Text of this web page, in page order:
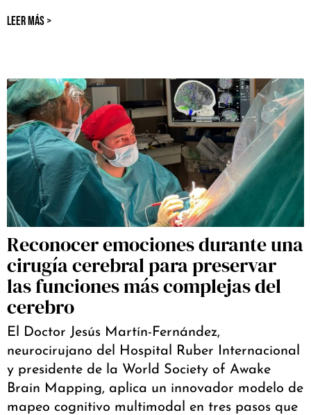
LEER MÁS >
Reconocer emociones durante una
cirugía cerebral para preservar
las funciones más complejas del
cerebro
El Doctor Jesús Martín-Fernández,
neurocirujano del Hospital Ruber Internacional
y presidente de la World Society of Awake
Brain Mapping, aplica un innovador modelo de
mapeo cognitivo multimodal en tres pasos que